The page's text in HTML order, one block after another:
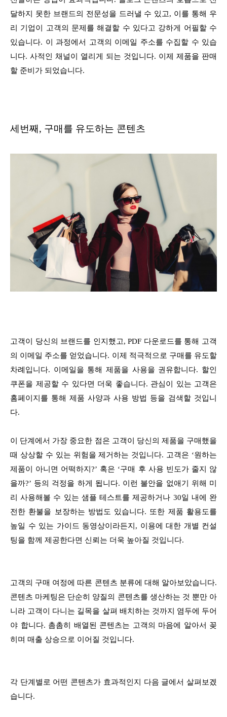
달하지 못한 브랜드의 전문성을 드러낼 수 있고, 이를 통해 우
리 기업이 고객의 문제를 해결할 수 있다고 강하게 어필할 수
있습니다. 이 과정에서 고객의 이메일 주소를 수집할 수 있습
니다. 사적인 채널이 열리게 되는 것입니다. 이제 제품을 판매
할 준비가 되었습니다.
세번째, 구매를 유도하는 콘텐츠
고객이 당신의 브랜드를 인지했고, PDF 다운로드를 통해 고객
의 이메일 주소를 얻었습니다. 이제 적극적으로 구매를 유도할
차례입니다. 이메일을 통해 제품을 사용을 권유합니다. 할인
쿠폰을 제공할 수 있다면 더욱 좋습니다. 관심이 있는 고객은
홈페이지를 통해 제품 사양과 사용 방법 등을 검색할 것입니
다.
이 단계에서 가장 중요한 점은 고객이 당신의 제품을 구매했을
때 상상할 수 있는 위험을 제거하는 것입니다. 고객은 ‘원하는
제품이 아니면 어떡하지?’ 혹은 ‘구매 후 사용 빈도가 줄지 않
을까?’ 등의 걱정을 하게 됩니다. 이런 불안을 없애기 위해 미
리 사용해볼 수 있는 샘플 테스트를 제공하거나 30일 내에 완
전한 환불을 보장하는 방법도 있습니다. 또한 제품 활용도를
높일 수 있는 가이드 동영상이라든지, 이용에 대한 개별 컨설
팅을 함께 제공한다면 신뢰는 더욱 높아질 것입니다.
고객의 구매 여정에 따른 콘텐츠 분류에 대해 알아보았습니다.
콘텐츠 마케팅은 단순히 양질의 콘텐츠를 생산하는 것 뿐만 아
니라 고객이 다니는 길목을 살펴 배치하는 것까지 염두에 두어
야 합니다. 촘촘히 배열된 콘텐츠는 고객의 마음에 알아서 꽂
히며 매출 상승으로 이어질 것입니다.
각 단계별로 어떤 콘텐츠가 효과적인지 다음 글에서 살펴보겠
습니다.